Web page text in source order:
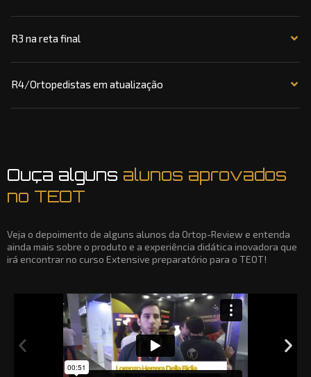
R3 na reta final
R4/Ortopedistas em atualização
Ouça alguns alunos aprovados
no TEOT
Veja o depoimento de alguns alunos da Ortop-Review e entenda
ainda mais sobre o produto e a experiência didática inovadora que
irá encontrar no curso Extensive preparatório para o TEOT!